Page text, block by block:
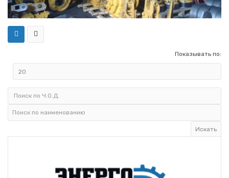
Показывать по: